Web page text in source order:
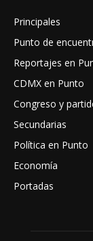
Principales
Punto de
Reportajes en
CDMX en Punto
Congreso y
Secundarias
Política en Punto
Economía
Portadas